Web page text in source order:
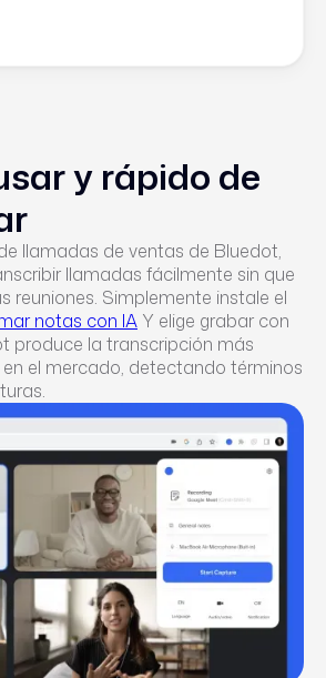
y rápido de
llamadas de ventas de Bluedot,
llamadas fácilmente sin que
reuniones. Simplemente instale el
notas con IA Y elige grabar con
produce la transcripción más
el mercado, detectando términos